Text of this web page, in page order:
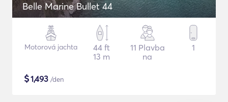
Belle Marine Bullet 44
Motorová jachta
44 ft
13 m
11 Plavba
na
1
$1,493 /den